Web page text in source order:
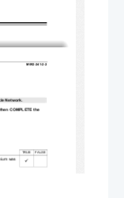
M092-241-2-2
Network.
COMPLETE the
TRUE     FALSE
was
9